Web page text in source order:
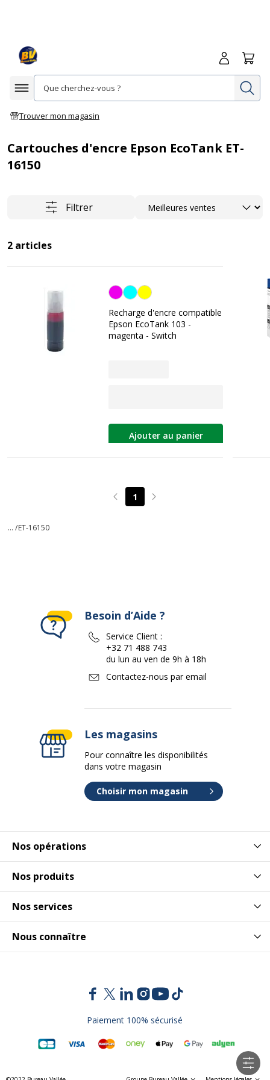
Afficher la navigation
Trouver mon magasin
Me
Cartouches d'encre Epson EcoTank ET-
16150
Filtrer Trier
2 articles
Magenta
Recharge d'encre compatible
Epson EcoTank 103 -
magenta - Switch
Ajouter au panier
Page précédente
1 Page suivante
... /ET-16150
Nos opérations
Nos produits
Nos services
Nous connaître
Besoin d’Aide ?
Service Client :
+32 71 488 743
du lun au ven de 9h à 18h
Contactez-nous par email
Les magasins
Pour connaître les disponibilités
dans votre magasin
Choisir mon magasin
Paiement 100% sécurisé